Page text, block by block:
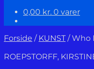
0,00 kr. 0 varer
Forside / KUNST /Who
ROEPSTORFF,